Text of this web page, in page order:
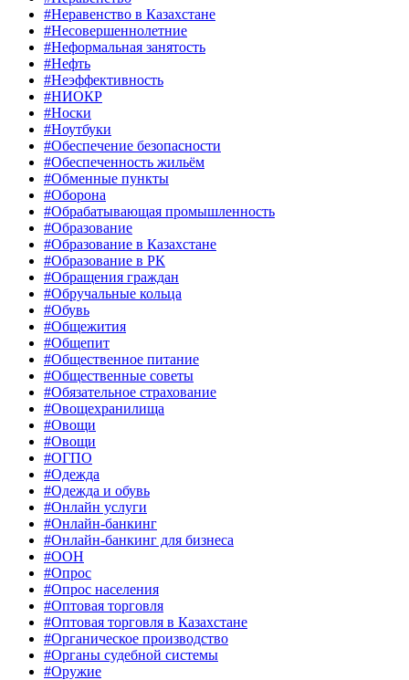
#Неравенство в Казахстане
#Несовершеннолетние
#Неформальная занятость
#Нефть
#Неэффективность
#НИОКР
#Носки
#Ноутбуки
#Обеспечение безопасности
#Обеспеченность жильём
#Обменные пункты
#Оборона
#Обрабатывающая промышленность
#Образование
#Образование в Казахстане
#Образование в РК
#Обращения граждан
#Обручальные кольца
#Обувь
#Общежития
#Общепит
#Общественное питание
#Общественные советы
#Обязательное страхование
#Овощехранилища
#Овощи
#Овощи
#ОГПО
#Одежда
#Одежда и обувь
#Онлайн услуги
#Онлайн-банкинг
#Онлайн-банкинг для бизнеса
#ООН
#Опрос
#Опрос населения
#Оптовая торговля
#Оптовая торговля в Казахстане
#Органическое производство
#Органы судебной системы
#Оружие